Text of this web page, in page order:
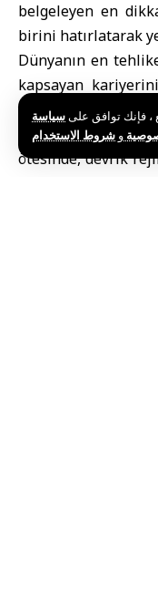
، فإنك توافق علىسياسة
و
belgeleyen en
birini hatırlatarak
Dünyanın en
kapsayan
yaşında hayatını
Conroy’un
ötesinde, devrik